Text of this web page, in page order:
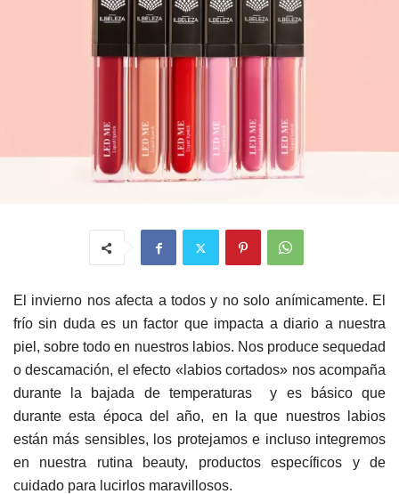
El invierno nos afecta a todos y no solo anímicamente. El
frío sin duda es un factor que impacta a diario a nuestra
piel, sobre todo en nuestros labios. Nos produce sequedad
o descamación, el efecto «labios cortados» nos acompaña
durante la bajada de temperaturas y es básico que
durante esta época del año, en la que nuestros labios
están más sensibles, los protejamos e incluso integremos
en nuestra rutina beauty, productos específicos y de
cuidado para lucirlos maravillosos.